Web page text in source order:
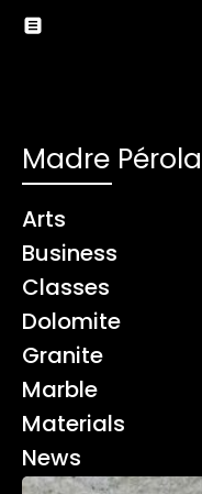
Madre Pérola
Arts
Business
Classes
Dolomite
Granite
Marble
Materials
News